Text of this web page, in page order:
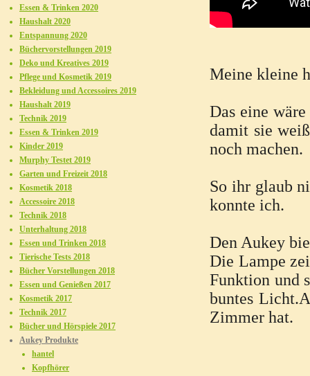
Meine kleine
Das eine
damit sie
noch machen.
So ihr glaub
konnte ich.
Den Aukey
Die Lampe
Funktion und
buntes
Zimmer hat.
Essen & Trinken 2020
Haushalt 2020
Entspannung 2020
Büchervorstellungen 2019
Deko und Kreatives 2019
Pflege und Kosmetik 2019
Bekleidung und Accessoires 2019
Haushalt 2019
Technik 2019
Essen & Trinken 2019
Kinder 2019
Murphy Testet 2019
Garten und Freizeit 2018
Kosmetik 2018
Accessoire 2018
Technik 2018
Unterhaltung 2018
Essen und Trinken 2018
Tierische Tests 2018
Bücher Vorstellungen 2018
Essen und Genießen 2017
Kosmetik 2017
Technik 2017
Bücher und Hörspiele 2017
Aukey Produkte
hantel
Kopfhörer